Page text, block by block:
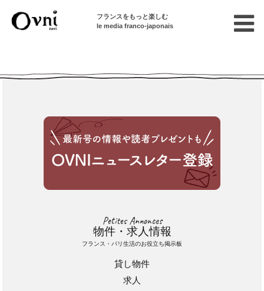
フランスをもっと楽しむ
le media franco-japonais
Petites Annonces
物件・求人情報
フランス・パリ生活のお役立ち掲示板
貸し物件
求人